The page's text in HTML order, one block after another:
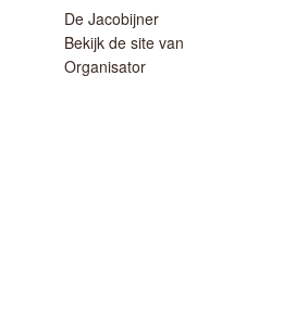
De Jacobijner
Bekijk de site van
Organisator